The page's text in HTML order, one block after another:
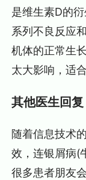
是维生素D的
系列不良反应
机体的正常生
太大影响，适
其他医生回复
随着信息技术
效，连银屑病(
很多患者朋友